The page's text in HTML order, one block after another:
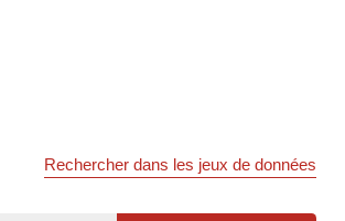
Rechercher dans les jeux de données